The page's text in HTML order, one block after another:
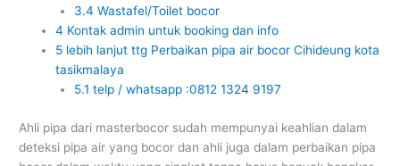
3.4 Wastafel/Toilet bocor
4 Kontak admin untuk booking dan info
5 lebih lanjut ttg Perbaikan pipa air bocor Cihideung kota
tasikmalaya
5.1 telp / whatsapp :0812 1324 9197
Ahli pipa dari masterbocor sudah mempunyai keahlian dalam
deteksi pipa air yang bocor dan ahli juga dalam perbaikan pipa